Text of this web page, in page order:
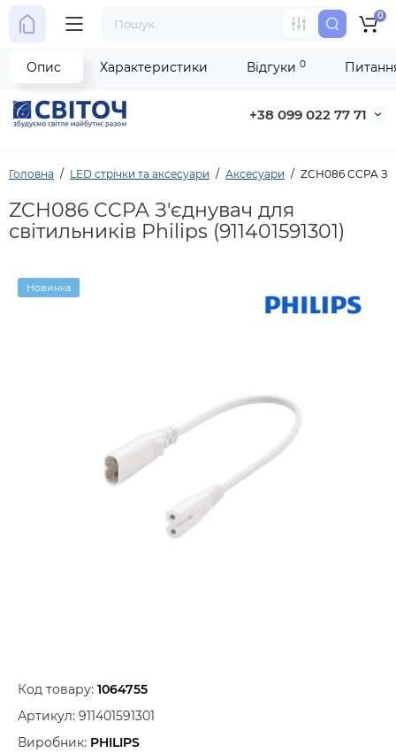
+38 099 022 77 71
0
Головна LED стрічки та аксесуари Аксесуари ZCH086 CCPA
ZCH086 CCPA З'єднувач для
світильників Philips (911401591301)
Новинка
Код товару: 1064755
Артикул: 911401591301
Виробник: PHILIPS
Опис Характеристики Відгуки 0